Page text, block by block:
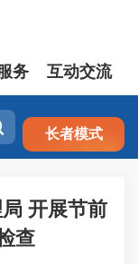
注册 登录
务 互动交流
长者模式
开展节前
查